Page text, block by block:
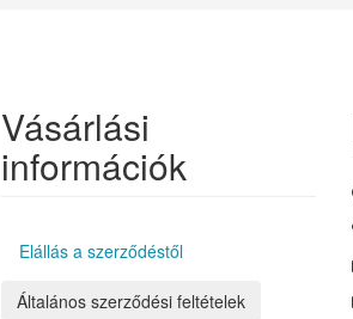
Vásárlási
információk
Elállás a szerződéstől
Általános szerződési feltételek